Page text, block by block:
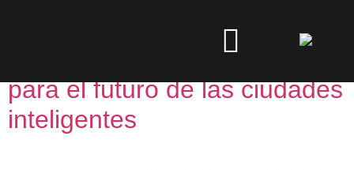
Las principales tendencias
para el futuro de las ciudades
inteligentes